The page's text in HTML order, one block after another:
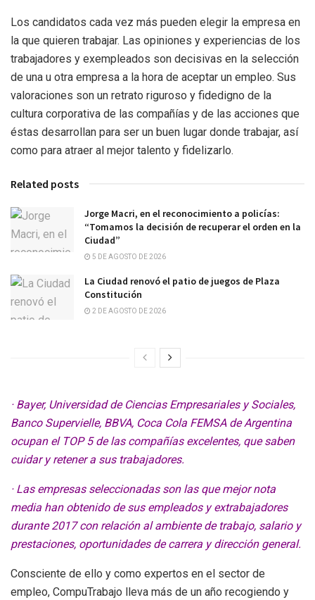
Los candidatos cada vez más pueden elegir la empresa en
la que quieren trabajar. Las opiniones y experiencias de los
trabajadores y exempleados son decisivas en la selección
de una u otra empresa a la hora de aceptar un empleo. Sus
valoraciones son un retrato riguroso y fidedigno de la
cultura corporativa de las compañías y de las acciones que
éstas desarrollan para ser un buen lugar donde trabajar, así
como para atraer al mejor talento y fidelizarlo.
Related posts
Jorge Macri, en el reconocimiento a policías:
“Tomamos la decisión de recuperar el orden en la
Ciudad”
5 DE AGOSTO DE 2026
La Ciudad renovó el patio de juegos de Plaza
Constitución
2 DE AGOSTO DE 2026
· Bayer, Universidad de Ciencias Empresariales y Sociales,
Banco Supervielle, BBVA, Coca Cola FEMSA de Argentina
ocupan el TOP 5 de las compañías excelentes, que saben
cuidar y retener a sus trabajadores.
· Las empresas seleccionadas son las que mejor nota
media han obtenido de sus empleados y extrabajadores
durante 2017 con relación al ambiente de trabajo, salario y
prestaciones, oportunidades de carrera y dirección general.
Consciente de ello y como expertos en el sector de
empleo, CompuTrabajo lleva más de un año recogiendo y